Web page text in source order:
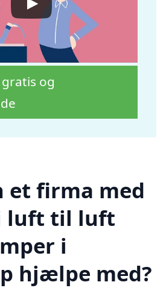
og
et firma med
luft til luft
i
hjælpe med?